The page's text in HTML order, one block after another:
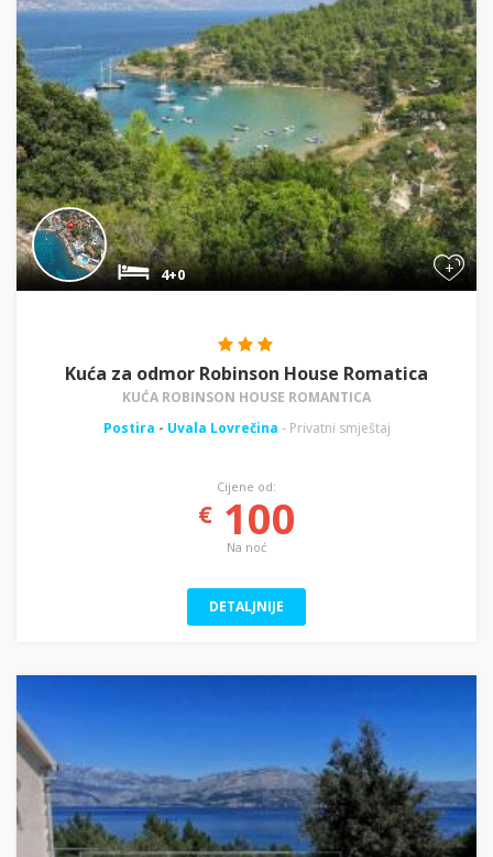
+
4+0
Kuća za odmor Robinson House Romatica
KUĆA ROBINSON HOUSE ROMANTICA
Postira - Uvala Lovrečina - Privatni smještaj
Cijene od:
€100
Na noć
DETALJNIJE